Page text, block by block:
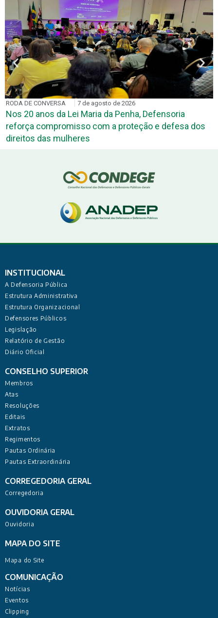
RODA DE CONVERSA 7 de agosto de 2026
Nos 20 anos da Lei Maria da Penha, Defensoria
reforça compromisso com a proteção e defesa dos
direitos das mulheres
INSTITUCIONAL
A Defensoria Pública
Estrutura Administrativa
Estrutura Organizacional
Defensores Públicos
Legislação
Relatório de Gestão
Diário Oficial
CONSELHO SUPERIOR
Membros
Atas
Resoluções
Editais
Extratos
Regimentos
Pautas Ordinária
Pautas Extraordinária
CORREGEDORIA GERAL
Corregedoria
OUVIDORIA GERAL
Ouvidoria
MAPA DO SITE
Mapa do Site
COMUNICAÇÃO
Notícias
Eventos
Clipping